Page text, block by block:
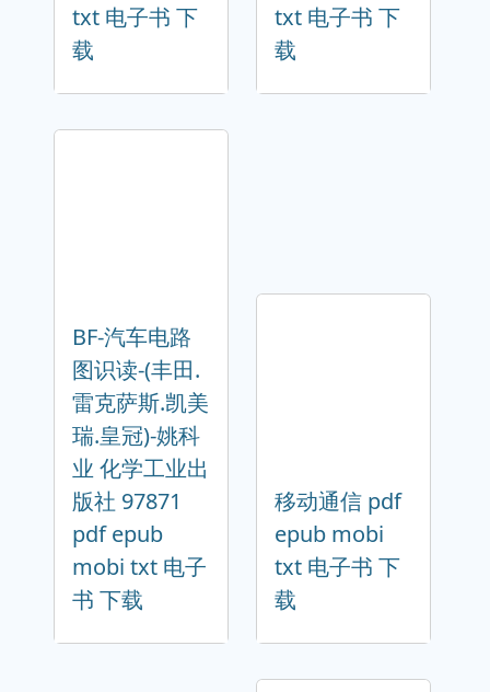
txt 电子书 下
载
txt 电子书 下
载
BF-汽车电路
图识读-(丰田.
雷克萨斯.凯美
瑞.皇冠)-姚科
业 化学工业出
版社 97871
pdf epub
mobi txt 电子
书 下载
移动通信 pdf
epub mobi
txt 电子书 下
载